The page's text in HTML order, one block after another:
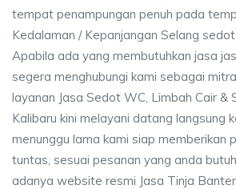
tempat penampungan penuh pada
Kedalaman / Kepanjangan Selang
Apabila ada yang membutuhkan jasa
segera menghubungi kami sebagai
layanan Jasa Sedot WC, Limbah Cair &
Kalibaru kini melayani datang langsung
menunggu lama kami siap memberikan
tuntas, sesuai pesanan yang anda
adanya website resmi Jasa Tinja